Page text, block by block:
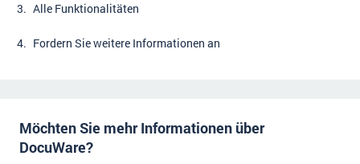
Was ist DMS?
Offene Stellen bei CRM-Lieferanten
Impressum
Kontakt
Alle Funktionalitäten
Fordern Sie weitere Informationen an
Möchten Sie mehr Informationen über
DocuWare?